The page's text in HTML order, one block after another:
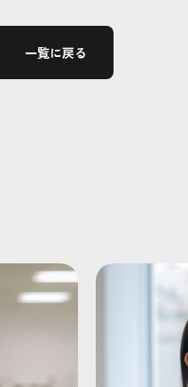
一覧に戻る